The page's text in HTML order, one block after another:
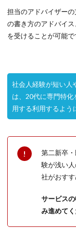
担当のアドバイザー
の書き方のアドバイ
を受けることが可能で
社会人経験が短い人
は、20代に専門特
用する利用するよう
第二新卒
験が浅い
社がおすす
サービス
み進めてく